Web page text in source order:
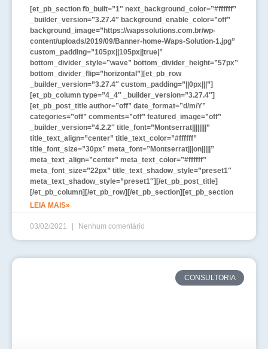
[et_pb_section fb_built=”1″ next_background_color=”#ffffff”
_builder_version=”3.27.4″ background_enable_color=”off”
background_image=”https://wapssolutions.com.br/wp-
content/uploads/2019/09/Banner-home-Waps-Solution-1.jpg”
custom_padding=”105px||105px||true|”
bottom_divider_style=”wave” bottom_divider_height=”57px”
bottom_divider_flip=”horizontal”][et_pb_row
_builder_version=”3.27.4″ custom_padding=”||0px|||”]
[et_pb_column type=”4_4″ _builder_version=”3.27.4″]
[et_pb_post_title author=”off” date_format=”d/m/Y”
categories=”off” comments=”off” featured_image=”off”
_builder_version=”4.2.2″ title_font=”Montserrat||||||||”
title_text_align=”center” title_text_color=”#ffffff”
title_font_size=”30px” meta_font=”Montserrat|||on|||||”
meta_text_align=”center” meta_text_color=”#ffffff”
meta_font_size=”22px” title_text_shadow_style=”preset1″
meta_text_shadow_style=”preset1″][/et_pb_post_title]
[/et_pb_column][/et_pb_row][/et_pb_section][et_pb_section
LEIA MAIS»
03/02/2021 Nenhum comentário
CONSULTORIA